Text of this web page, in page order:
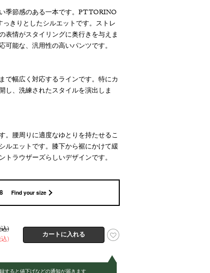
季節感のある一本です。PT TORINO
きりとしたシルエットです。ストレ
表情がスタイリングに奥行きを与えま
能な、汎用性の高いパンツです。
で幅広く対応するラインです。特にカ
し、洗練されたスタイルを演出しま
腰周りに適度なゆとりを持たせるこ
ルエットです。膝下から裾にかけて緩
ラウザーズらしいデザインです。
Find your size
)
)
すると値下げなどの通知が届きます